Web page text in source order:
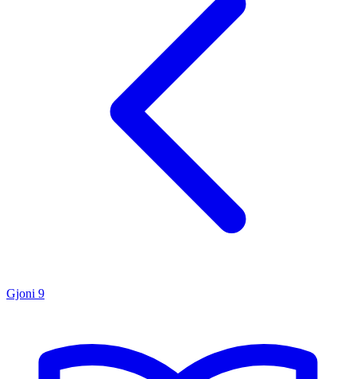
Gjoni 9